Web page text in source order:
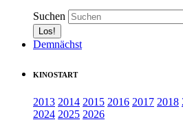
Suchen
Demnächst
KINOSTART
2013 2014 2015 2016 2017 2018
2024 2025 2026